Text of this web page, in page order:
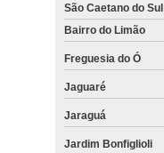
São Caetano do Sul
Bairro do Limão
Freguesia do Ó
Jaguaré
Jaraguá
Jardim Bonfiglioli